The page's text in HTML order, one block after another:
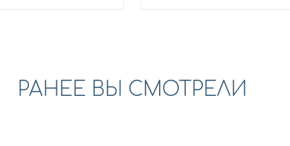
РАНЕЕ ВЫ СМОТРЕЛИ